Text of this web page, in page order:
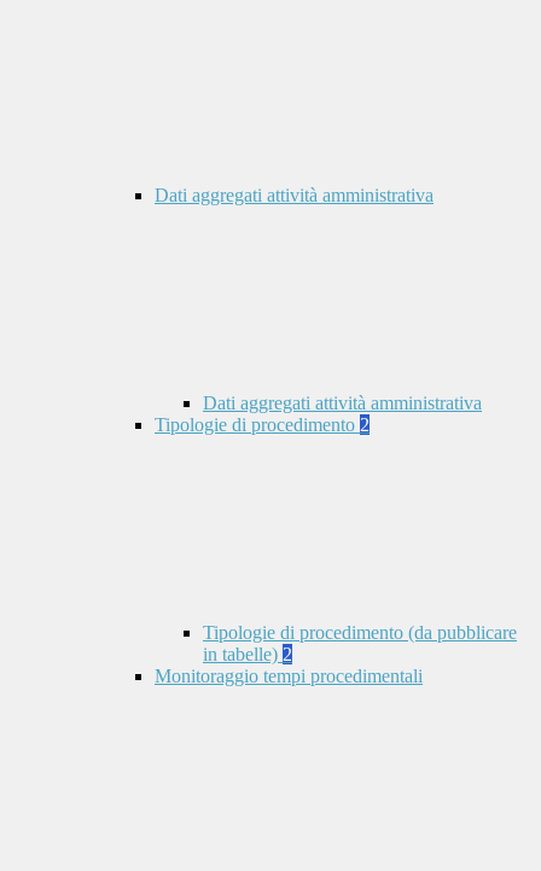
Dati aggregati attività amministrativa
Dati aggregati attività amministrativa
Tipologie di procedimento 2
Tipologie di procedimento (da pubblicare
in tabelle) 2
Monitoraggio tempi procedimentali